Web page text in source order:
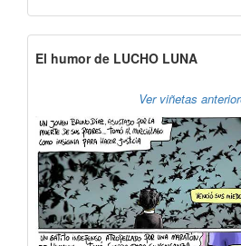
El humor de LUCHO LUNA
Ver viñetas